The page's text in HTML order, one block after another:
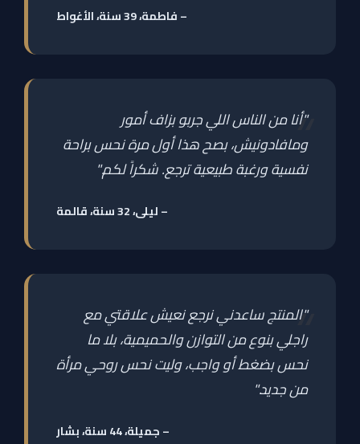
– فاطمة، 39 سنة، الأغواط
"أنا من الناس اللي جربو بزاف أمور
ومافادونيش، بصح هذا أول مرة نحس براحة
نفسية ورغبة طبيعية ترجع. شكراً لكم."
– ليلى، 32 سنة، قالمة
"المنتج ساعدني نرجع نعيش علاقتي مع
راجلي بنوع من التوازن والحميمية، بلا ما
نحس بضغط أو واجب، وليت نحس روحي مرأة
من جديد."
– جميلة، 44 سنة، بشار